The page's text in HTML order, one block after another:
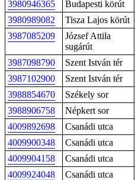
3980946365
Budapesti körút
3980989082
Tisza Lajos körút
3987085209
József Attila
sugárút
3987098790 Szent István tér
3987102900
Szent István tér
3988854670
Székely sor
3988906758
Népkert sor
4009892698
Csanádi utca
4009900348
Csanádi utca
4009904158
Csanádi utca
4009924048
Csanádi utca